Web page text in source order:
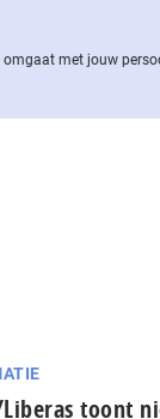
met jouw
toont